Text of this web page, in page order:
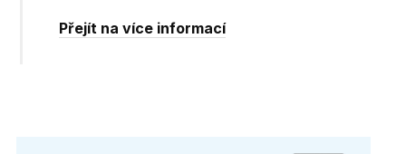
Přejít na více informací